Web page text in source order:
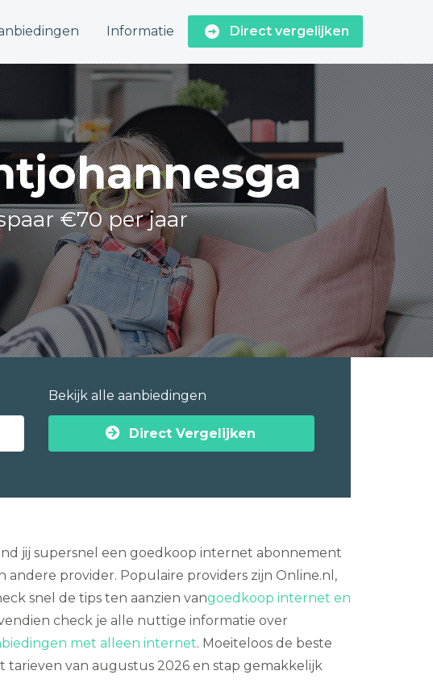
Informatie Direct vergelijken
€70 per jaar
Bekijk alle aanbiedingen
Direct Vergelijken
jij supersnel een goedkoop internet abonnement
provider. Populaire providers zijn Online.nl,
snel de tips ten aanzien vangoedkoop internet en
check je alle nuttige informatie over
met alleen internet. Moeiteloos de beste
van augustus 2026 en stap gemakkelijk